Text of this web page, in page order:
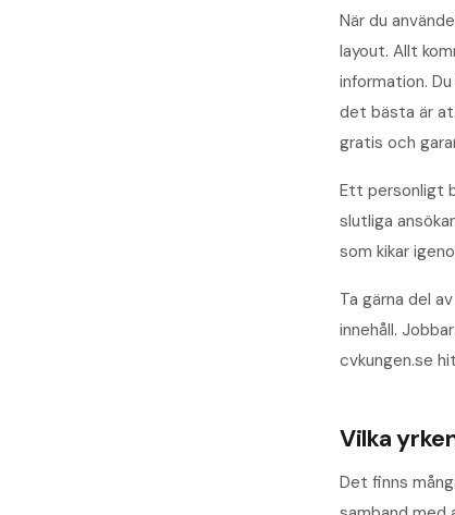
När du
layout. Allt
information.
det bästa är
gratis och
Ett personligt
slutliga
som kikar
Ta gärna del
innehåll.
cvkungen.se
Vilka
Det finns